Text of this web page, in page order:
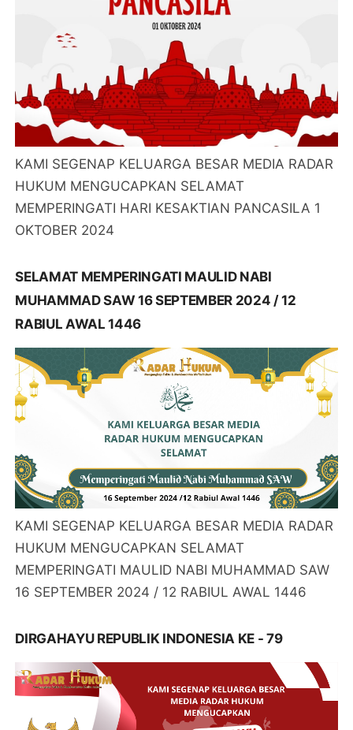
KAMI SEGENAP KELUARGA BESAR MEDIA RADAR
HUKUM MENGUCAPKAN SELAMAT
MEMPERINGATI HARI KESAKTIAN PANCASILA 1
OKTOBER 2024
SELAMAT MEMPERINGATI MAULID NABI
MUHAMMAD SAW 16 SEPTEMBER 2024 / 12
RABIUL AWAL 1446
KAMI SEGENAP KELUARGA BESAR MEDIA RADAR
HUKUM MENGUCAPKAN SELAMAT
MEMPERINGATI MAULID NABI MUHAMMAD SAW
16 SEPTEMBER 2024 / 12 RABIUL AWAL 1446
DIRGAHAYU REPUBLIK INDONESIA KE - 79